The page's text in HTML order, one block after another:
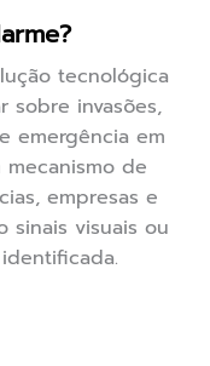
tecnológica
sobre invasões,
emergência em
de
empresas e
sinais visuais ou